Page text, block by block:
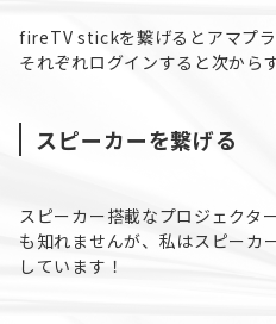
fireTV stickを繋げるとアマプ
それぞれログインすると次から
スピーカーを繋げる
スピーカー搭載なプロジェクタ
も知れませんが、私はスピー
しています！